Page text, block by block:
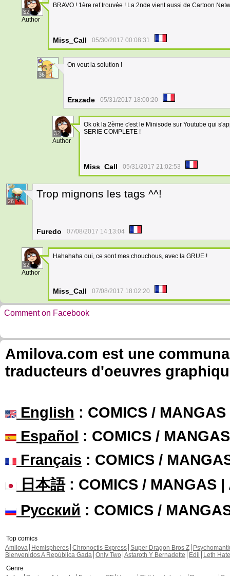
32
Author
BRAVO ! 1ère ref trouvée ! La 2nde vient aussi de Cartoon
Miss_Call 05/30/2017 00:08:31
36
On veut la solution !
Erazade 05/31/2017 18:00:20
32
Author
Ok ok la 2ème c'est le Minisode sur Youtube qui
SERIE COMPLETE !
Miss_Call 05/31/2017 21:02:53
26
Trop mignons les tags ^^!
Furedo 07/08/2017 14:13:04
32
Author
Hahahaha oui, ce sont mes chouchous, avec la GRUE !
Miss_Call 07/08/2017 18:02:20
Comment on Facebook
Amilova.com est une
traducteurs d'oeuvres
English : COMICS /
Español : COMICS /
Français : COMICS /
日本語: COMICS / MANGAS |
Русский : COMICS /
Top comics
Amilova
Hemispheres Chronoctis Express Super Dragon Bros Z
Bienvenidos A República Gada Only Two Astaroth Y Bernadette Edil
Leth Hate
Genre